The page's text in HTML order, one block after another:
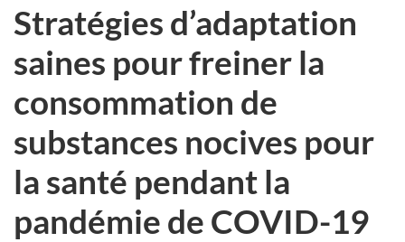
Stratégies d’adaptation
saines pour freiner la
consommation de
substances nocives pour
la santé pendant la
pandémie de COVID-19